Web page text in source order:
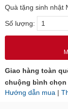
Quà tặng sinh nhật
Số lượng:
Giao hàng toàn
chuộng bình chọn
Hướng dẫn mua |